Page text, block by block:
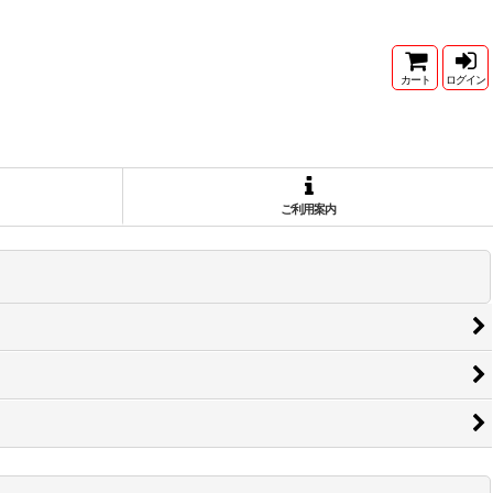
カート ログイン
ご利用案内